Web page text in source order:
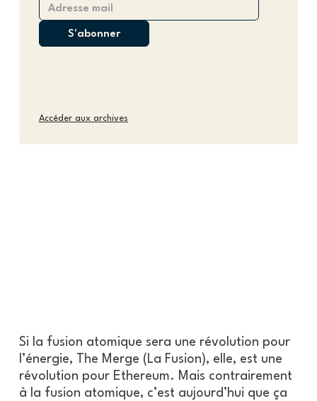
Accéder aux archives
Si la fusion atomique sera une révolution pour
l’énergie, The Merge (La Fusion), elle, est une
révolution pour Ethereum. Mais contrairement
à la fusion atomique, c’est aujourd’hui que ça